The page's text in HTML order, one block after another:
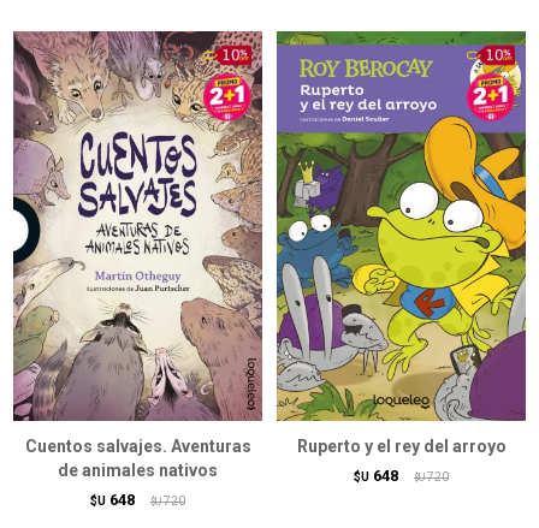
Cuentos salvajes. Aventuras
de animales nativos
$U 648 $U 720
Ruperto y el rey del arroyo
$U 648 $U 720